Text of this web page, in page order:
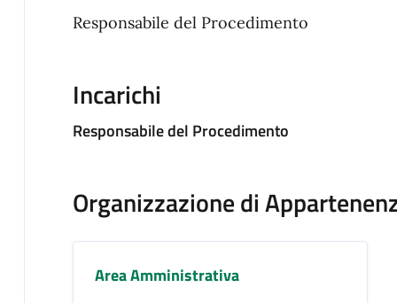
Responsabile del Procedimento
Incarichi
Responsabile del Procedimento
Organizzazione di
Area Amministrativa